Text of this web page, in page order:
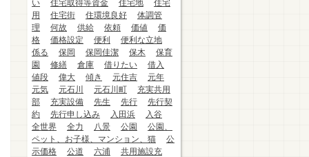
い
住宅取得等資金 住宅地
住宅
用
住宅街 住環境良好
体調管
理
何故 供給 依頼 価値
価
格
価格設定 便利
便利な立地
係る
保岡 保岡佳潔 保木
保育
園
修繕 倉庫 借りたい
借入
値段
偉大 傾き 元住吉
元年
元気
元石川 元石川町
充実共用
部
充実設備 先生 先行
先行契
約
先行申し込み 入田浜
入谷
全世界
全力 八景 公園
公園、
ペット、お子様、マンション、猫
公
示価格
公道 六浦
共用施設充